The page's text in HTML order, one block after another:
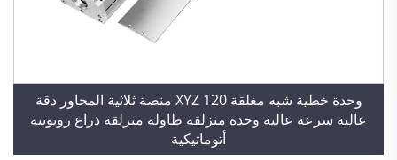
وحدة خطية شبه مغلقة 120 XYZ منصة ثلاثية المحاور دقة
عالية سرعة عالية وحدة منزلقة طاولة منزلقة ذراع روبوتية
أتوماتيكية